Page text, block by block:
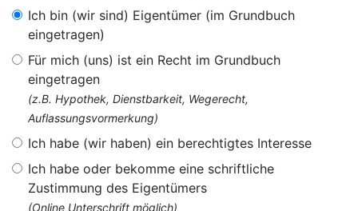
Ich bin (wir sind) Eigentümer (im Grundbuch
eingetragen)
Für mich (uns) ist ein Recht im Grundbuch
eingetragen
(z.B. Hypothek, Dienstbarkeit, Wegerecht,
Auflassungsvormerkung)
Ich habe (wir haben) ein berechtigtes Interesse
Ich habe oder bekomme eine schriftliche
Zustimmung des Eigentümers
(Online Unterschrift möglich)